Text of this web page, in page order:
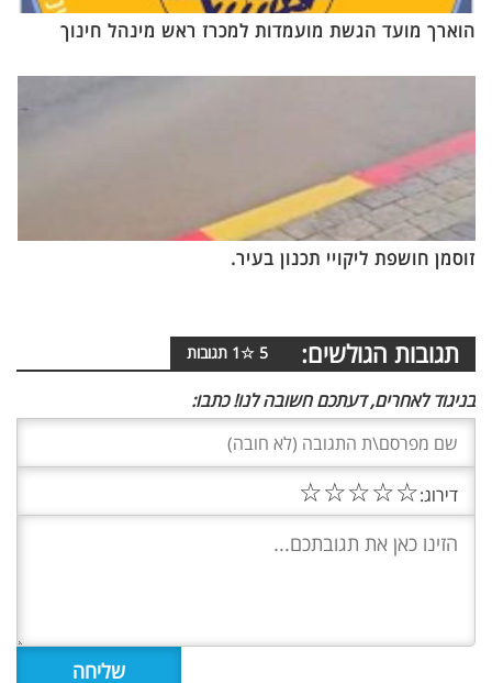
הוארך מועד הגשת מועמדות למכרז ראש מינהל חינוך
זוסמן חושפת ליקויי תכנון בעיר.
תגובות הגולשים: 5
☆
1 תגובות
בניגוד לאחרים, דעתכם חשובה לנו! כתבו:
דירוג:☆
☆
☆
☆
☆